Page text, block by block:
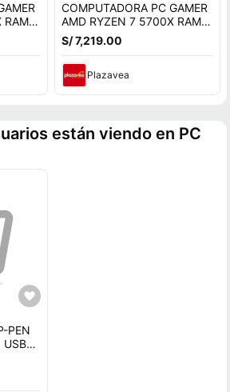
RAM
RTX
COMPUTADORA PC GAMER
AMD RYZEN 7 5700X RAM
64GB SSD 1TB NVIDIA RTX
5060 8GB
S/ 7,219.00
Plazavea
están viendo en PC
PEN
y